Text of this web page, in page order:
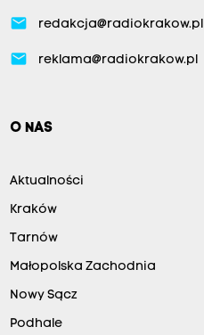
email redakcja@radiokrakow.pl
email reklama@radiokrakow.pl
O NAS
Aktualności
Kraków
Tarnów
Małopolska Zachodnia
Nowy Sącz
Podhale